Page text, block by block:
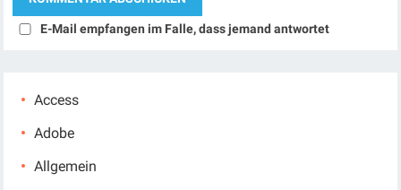
E-Mail empfangen im Falle, dass jemand antwortet
Access
Adobe
Allgemein